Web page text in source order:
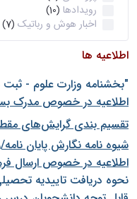
رویدادها (10)
اخبار هوش و رباتیک (7)
اطلاعیه ها
"بخشنامه وزارت علوم - ثبت
اطلاعیه در خصوص مدرک
تقسیم بندی گرایش‌های
شيوه نامه نگارش پايان
اطلاعیه در خصوص ارسال
نحوه دریافت تاییدیه